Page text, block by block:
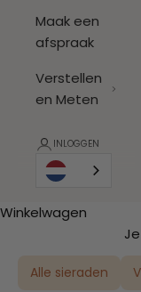
Maak een
afspraak
Verstellen
en Meten
INLOGGEN
Winkelwagen
Alle sieraden